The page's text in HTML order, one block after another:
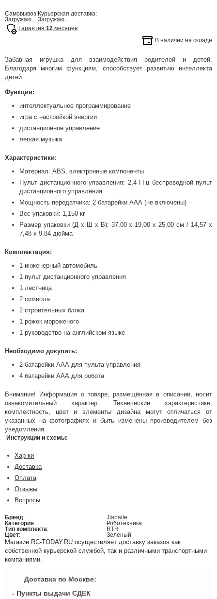
Самовывоз:
Загружаю...
Курьерская доставка:
Загружаю...
Гарантия 12 месяцев
В наличии на складе
Забавная игрушка для взаимодействия родителей и детей.
Благодаря многим функциям, способствует развитию интеллекта
детей.
Функции:
интеллектуальное программирование
игра с настройкой энергии
дистанционное управление
легкая музыка
Характеристики:
Материал: ABS, электронные компоненты
Пульт дистанционного управления: 2,4 ГГц беспроводной пульт
дистанционного управления
Мощность передатчика: 2 батарейки ААА (не включены)
Вес упаковки: 1,150 кг
Размер упаковки (Д х Ш х В): 37,00 х 19,00 х 25,00 см / 14,57 х
7,48 х 9,84 дюйма
Комплектация:
1 инженерный автомобиль
1 пульт дистанционного управления
1 лестница
2 символа
2 строительных блока
1 рожок мороженого
1 руководство на английском языке
Необходимо докупить:
2 батарейки ААА для пульта управления
4 батарейки ААА для робота
Внимание! Информация о товаре, размещённая в описании, носит
ознакомительный характер. Технические характеристики,
комплектность, цвет и элементы дизайна могут отличаться от
указанных на фотографиях и быть изменены производителем без
уведомления.
Инструкции и схемы:
Хар-ки
Доставка
Оплата
Отзывы
Вопросы
Бренд:
Jiabaile
Категория:
Роботехника
Тип комплекта:
RTR
Цвет: Зеленый
Магазин RC-TODAY.RU осуществляет доставку заказов как
собственной курьерской службой, так и различными транспортными
компаниями.
Доставка по Москве:
- Пункты выдачи СДЕК